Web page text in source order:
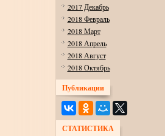
2017 Декабрь
2018 Февраль
2018 Март
2018 Апрель
2018 Август
2018 Октябрь
Публикации
СТАТИСТИКА